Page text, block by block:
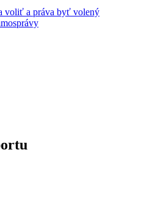
voliť a práva byť volený